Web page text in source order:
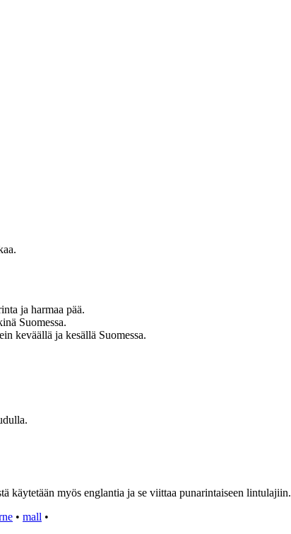
ja harmaa pää.
Suomessa.
keväällä ja kesällä Suomessa.
käytetään myös englantia ja se viittaa punarintaiseen lintulajiin.
• mall •